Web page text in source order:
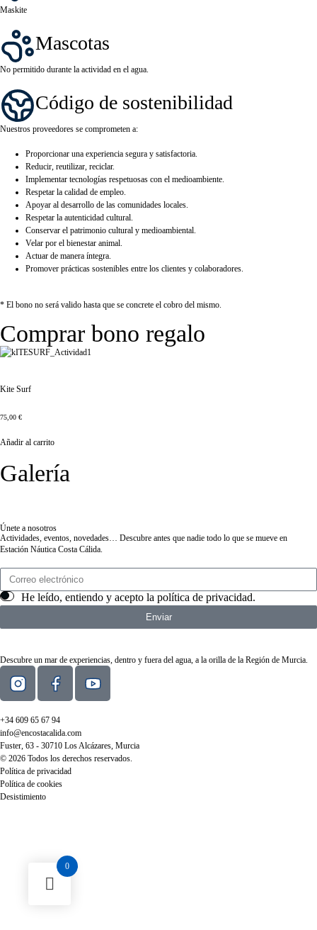
Maskite
Mascotas
No permitido durante la actividad en el agua.
Código de sostenibilidad
Nuestros proveedores se comprometen a:
Proporcionar una experiencia segura y satisfactoria.
Reducir, reutilizar, reciclar.
Implementar tecnologías respetuosas con el medioambiente.
Respetar la calidad de empleo.
Apoyar al desarrollo de las comunidades locales.
Respetar la autenticidad cultural.
Conservar el patrimonio cultural y medioambiental.
Velar por el bienestar animal.
Actuar de manera íntegra.
Promover prácticas sostenibles entre los clientes y colaboradores.
* El bono no será valido hasta que se concrete el cobro del mismo.
Comprar bono regalo
Kite Surf
75,00 €
Añadir al carrito
Galería
Únete a nosotros
Actividades, eventos, novedades… Descubre antes que nadie todo lo que se mueve en
Estación Náutica Costa Cálida.
He leído, entiendo y acepto la política de privacidad.
Enviar
Descubre un mar de experiencias, dentro y fuera del agua, a la orilla de la Región de Murcia.
+34 609 65 67 94
info@encostacalida.com
Fuster, 63 - 30710 Los Alcázares, Murcia
© 2026 Todos los derechos reservados.
Política de privacidad
Política de cookies
Desistimiento
0